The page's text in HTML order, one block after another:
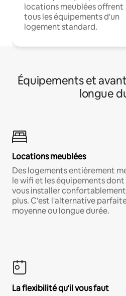
locations meublées offrent
tous les équipements d'un
logement standard.
Équipements et
longue
Locations meublées
Des logements entièrement
le wifi et les équipements
vous installer
plus. C'est l'alternative
moyenne ou longue durée.
La flexibilité qu'il vous faut